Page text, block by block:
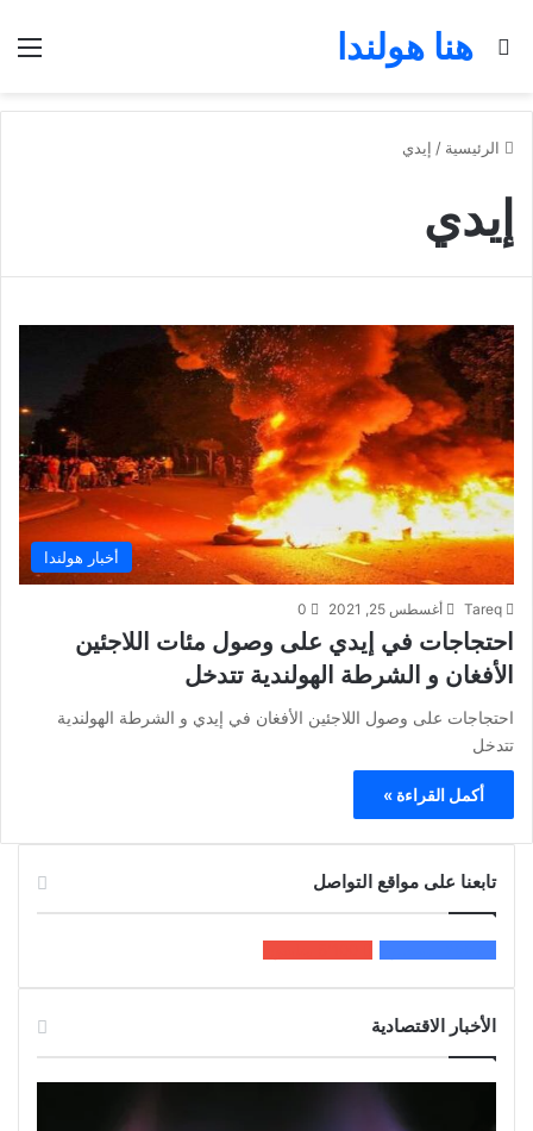
هنا هولندا
بحث عن
الرئيسية / إيدي
إيدي
أخبار هولندا
Tareq أغسطس 25, 2021 0
احتجاجات في إيدي على وصول مئات اللاجئين
الأفغان و الشرطة الهولندية تتدخل
احتجاجات على وصول اللاجئين الأفغان في إيدي و الشرطة الهولندية
تتدخل
أكمل القراءة »
تابعنا على مواقع التواصل
الأخبار الاقتصادية